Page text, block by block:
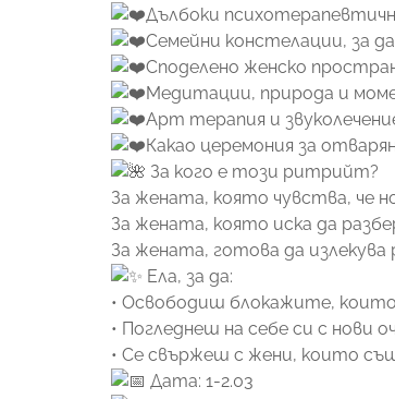
Дълбоки
Семейни констелации, за
Споделено женско
Медитации, природа и
Арт терапия и
Какао церемония за
За кого е този ритрийт?
За жената, която чувства, че
За жената, която иска да
За жената, готова да
Ела, за да:
• Освободиш блокажите,
• Погледнеш на себе си с нови
• Се свържеш с жени, които
Дата: 1-2.03